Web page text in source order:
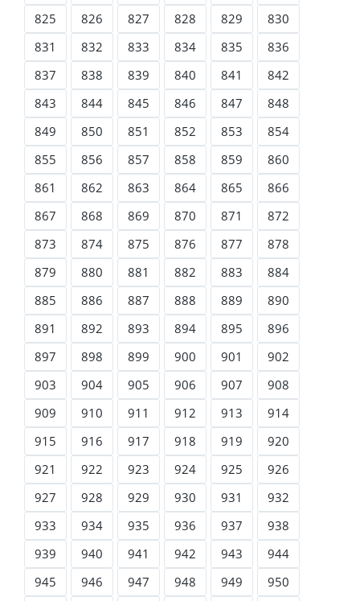
825
826 827 828 829
830
831
832 833 834 835
836
837
838 839 840 841
842
843
844 845 846 847
848
849
850 851 852 853
854
855
856 857 858 859
860
861
862 863 864 865
866
867
868 869 870 871
872
873
874 875 876 877
878
879
880 881 882 883
884
885
886 887 888 889
890
891
892 893 894 895
896
897
898 899 900 901
902
903
904 905 906 907
908
909
910 911 912 913
914
915
916 917 918 919
920
921
922 923 924 925
926
927
928 929 930 931
932
933
934 935 936 937
938
939
940 941 942 943
944
945
946 947 948 949
950